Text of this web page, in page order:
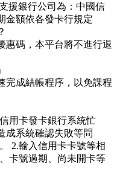
援銀行公司為：中國信
金額依各發卡行規定
惠碼，本平台將不進行退
完成結帳程序，以免課程
用卡發卡銀行系統忙
成系統確認失敗等問
2.輸入信用卡卡號等相
卡號過期、尚未開卡等